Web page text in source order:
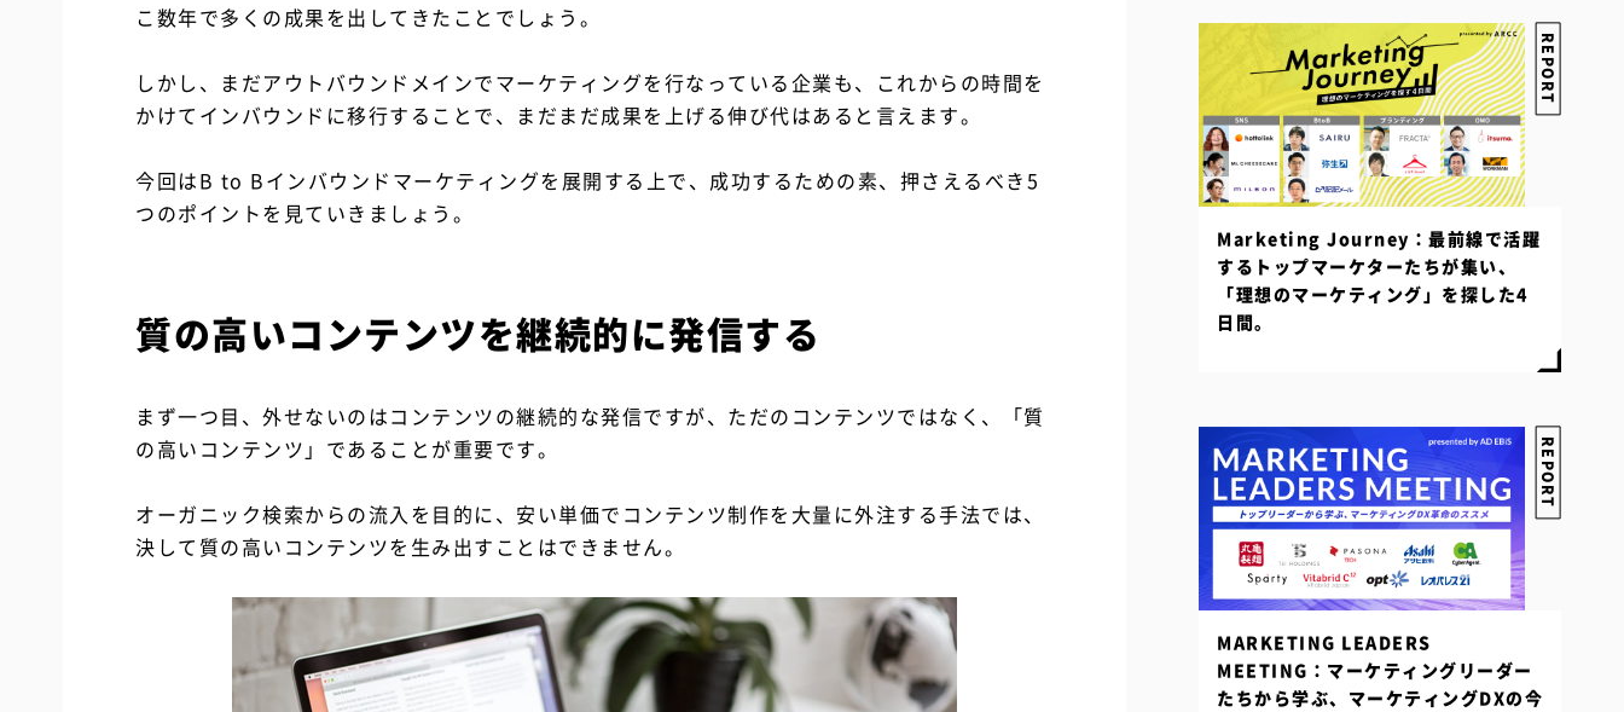
こ数年で多くの成果を出してきたことでしょう。
しかし、まだアウトバウンドメインでマーケティングを行なっている企業も、これからの時間を
かけてインバウンドに移行することで、まだまだ成果を上げる伸び代はあると言えます。
今回はB to Bインバウンドマーケティングを展開する上で、成功するための素、押さえるべき5
つのポイントを見ていきましょう。
質の高いコンテンツを継続的に発信する
まず一つ目、外せないのはコンテンツの継続的な発信ですが、ただのコンテンツではなく、「質
の高いコンテンツ」であることが重要です。
オーガニック検索からの流入を目的に、安い単価でコンテンツ制作を大量に外注する手法では、
決して質の高いコンテンツを生み出すことはできません。
REPORT
MARKETING LEADERS
MEETING：マーケティングリーダー
たちから学ぶ、マーケティングDXの今
REPORT
Marketing Journey：最前線で活躍
するトップマーケターたちが集い、
「理想のマーケティング」を探した4
日間。